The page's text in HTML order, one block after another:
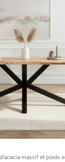
massif et pieds